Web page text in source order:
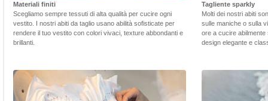
Materiali finiti
Scegliamo sempre tessuti di alta qualità per cucire ogni
vestito. I nostri abiti da taglio usano abilità sofisticate per
rendere il tuo vestito con colori vivaci, texture abbondanti e
brillanti.
Tagliente sparkly
Molti dei nostri abiti
sulle maniche o sulla
ore a cucire
design elegante e